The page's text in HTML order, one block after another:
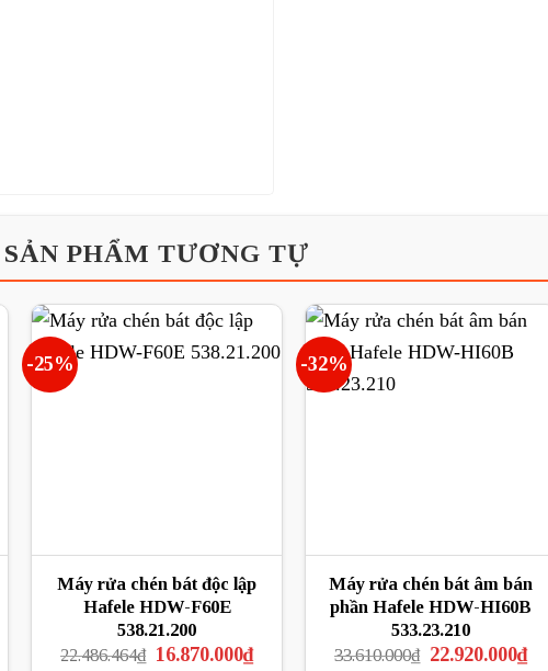
SẢN PHẨM TƯƠNG TỰ
-25%
Máy rửa chén bát độc lập
Hafele HDW-F60E
538.21.200
22.486.464₫ Giá
16.870.000₫Giá
-32%
Máy rửa chén bát âm bán
phần Hafele HDW-HI60B
533.23.210
33.610.000₫ Giá
22.920.000₫Giá